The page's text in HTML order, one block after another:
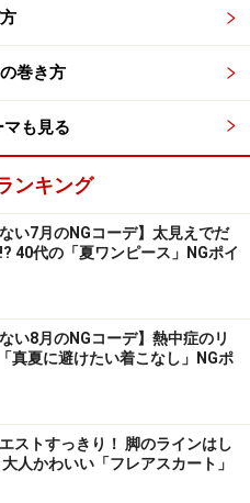
巻き方
も見る
ンキング
い7月のNGコーデ】太見えでだ
40代の「夏ワンピース」NGポイ
い8月のNGコーデ】熱中症のリ
真夏に避けたい着こなし」NGポ
ストすっきり！ 脚のラインはし
人かわいい「フレアスカート」